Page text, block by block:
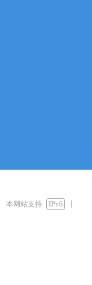
本网站支持
IPv6